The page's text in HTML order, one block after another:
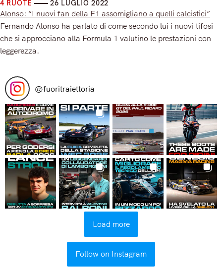
4 RUOTE 26 LUGLIO 2022
Alonso: “I nuovi fan della F1 assomigliano a quelli calcistici”
Fernando Alonso ha parlato di come secondo lui i nuovi tifosi
che si approcciano alla Formula 1 valutino le prestazioni con
leggerezza.
@fuoritraiettoria
Load more
Follow on Instagram